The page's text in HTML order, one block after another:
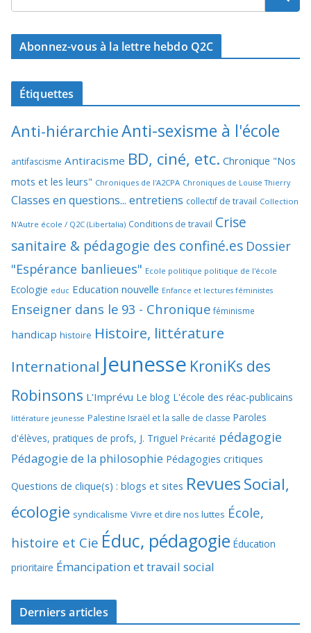
Abonnez-vous à la lettre hebdo Q2C
Étiquettes
Anti-hiérarchieAnti-sexisme à l'école
antifascisme Antiracisme BD, ciné, etc. Chronique "Nos
mots et les leurs" Chroniques de l'A2CPA Chroniques de Louise Thierry
Classes en questions... entretiens collectif de travail Collection
N'Autre école / Q2C (Libertalia) Conditions de travail Crise
sanitaire & pédagogie des confiné.es Dossier
"Espérance banlieues" Ecole politique politique de l'école
Ecologie educ Education nouvelle Enfance et lectures féministes
Enseigner dans le 93 - Chronique féminisme
handicap histoire Histoire, littérature
International Jeunesse KroniKs des
Robinsons L'Imprévu Le blog L'école des réac-publicains
littérature jeunesse Palestine Israël et la salle de classe Paroles
d'élèves, pratiques de profs, J. Triguel Précarité pédagogie
Pédagogie de la philosophie Pédagogies critiques
Questions de clique(s) : blogs et sites RevuesSocial,
écologie syndicalisme Vivre et dire nos luttes École,
histoire et Cie Éduc, pédagogie Éducation
prioritaire Émancipation et travail social
Derniers articles